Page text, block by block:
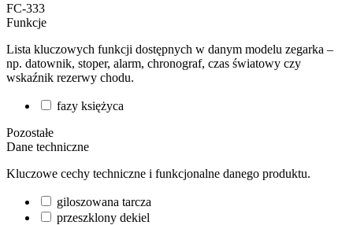
FC-333
Funkcje
Lista kluczowych funkcji dostępnych w danym modelu zegarka –
np. datownik, stoper, alarm, chronograf, czas światowy czy
wskaźnik rezerwy chodu.
fazy księżyca
Pozostałe
Dane techniczne
Kluczowe cechy techniczne i funkcjonalne danego produktu.
giloszowana tarcza
przeszklony dekiel